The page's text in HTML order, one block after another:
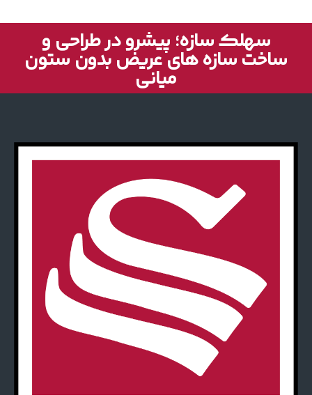
سهلک سازه؛ پیشرو در طراحی و
ساخت سازه های عریض بدون ستون
میانی